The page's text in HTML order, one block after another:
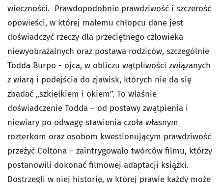
wieczności. Prawdopodobnie prawdziwość i szczerość
opowieści, w której małemu chłopcu dane jest
doświadczyć rzeczy dla przeciętnego człowieka
niewyobrażalnych oraz postawa rodziców, szczególnie
Todda Burpo - ojca, w obliczu wątpliwości związanych
z wiarą i podejścia do zjawisk, których nie da się
zbadać „szkiełkiem i okiem”. To właśnie
doświadczenie Todda – od postawy zwątpienia i
niewiary po odwagę stawienia czoła własnym
rozterkom oraz osobom kwestionującym prawdziwość
przeżyć Coltona – zaintrygowało twórców filmu, którzy
postanowili dokonać filmowej adaptacji książki.
Dostrzegli w niej historię, w której prawie każdy może